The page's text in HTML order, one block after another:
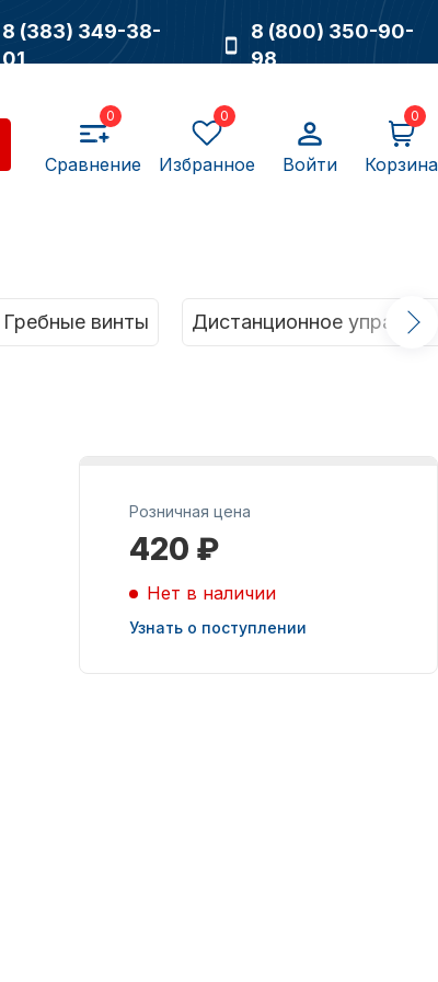
8 (383) 349-38-
01
8 (800) 350-90-
98
0
Сравнение
0
Избранное Войти
0
Корзина
Масла для лодочных
моторов
Гребные винты Дистанционное
Розничная цена
420 ₽
Нет в наличии
Узнать о поступлении